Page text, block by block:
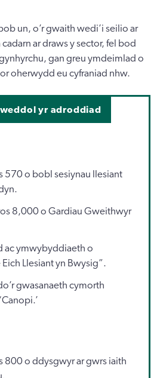
un, o’r gwaith wedi’i seilio ar
ar draws y sector, fel bod
gan greu ymdeimlad o
oherwydd eu cyfraniad nhw.
yr adroddiad
570 o bobl sesiynau llesiant
8,000 o Gardiau Gweithwyr
ac ymwybyddiaeth o
Llesiant yn Bwysig”.
gwasanaeth cymorth
800 o ddysgwyr ar gwrs iaith